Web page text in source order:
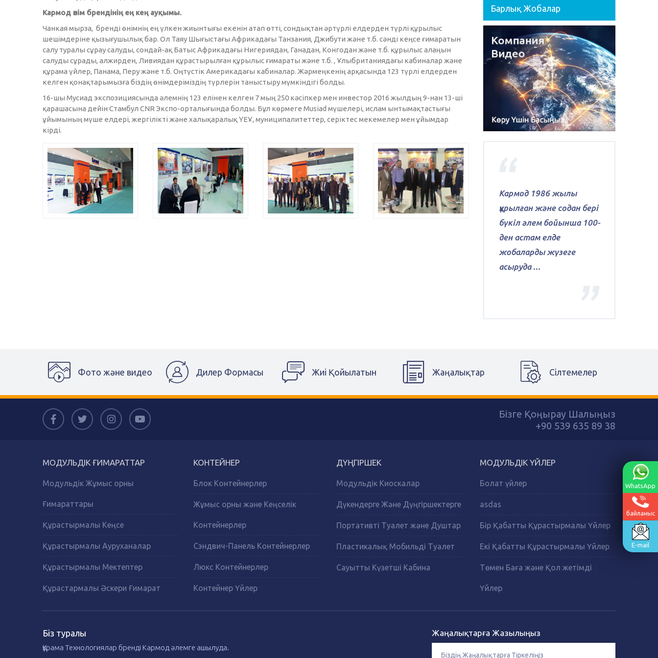
Кармод өнім брендінің ең кең ауқымы.
Чанкая мырза, бренді өнімнің ең үлкен жиынтығы екенін атап өтті, сондықтан әртүрлі елдерден түрлі құрылыс
шешімдеріне қызығушылық бар. Ол Таяу Шығыстағы Африкадағы Танзания, Джибути және т.б. сәнді кеңсе ғимаратын
салу туралы сұрау салуды, сондай-ақ Батыс Африкадағы Нигериядан, Ганадан, Конгодан және т.б. құрылыс алаңын
салуды сұрады, алжирден, Ливиядан құрастырылған құрылыс ғимараты және т.б. , Ұлыбританиядағы кабиналар және
құрама үйлер, Панама, Перу және т.б. Оңтүстік Америкадағы кабиналар. Жәрмеңкенің арқасында 123 түрлі елдерден
келген қонақтарымызға біздің өнімдеріміздің түрлерін таныстыру мүмкіндігі болды.
16-шы Мусиад экспозициясында әлемнің 123 елінен келген 7 мың 250 кәсіпкер мен инвестор 2016 жылдың 9-нан 13-ші
қарашасына дейін Стамбул CNR Экспо-орталығында болды. Бұл көрмеге Musiad мүшелері, ислам ынтымақтастығы
ұйымының мүше елдері, жергілікті және халықаралық ҮЕҰ, муниципалитеттер, серіктес мекемелер мен ұйымдар
кірді.
Барлық Жобалар
Кармод 1986 жылы
құрылған және содан бері
бүкіл әлем бойынша 100-
ден астам елде
жобаларды жүзеге
асыруда ...
Фото және видео Дилер Формасы Жиі Қойылатын Жаңалықтар Сілтемелер
Бізге Қоңырау Шалыңыз
+90 539 635 89 38
МОДУЛЬДІК ҒИМАРАТТАР
Модульдік Жұмыс орны
Ғимараттары
Құрастырмалы Кеңсе
Құрастырмалы Ауруханалар
Құрастырмалы Мектептер
Құрастармалы Әскери Ғимарат
КОНТЕЙНЕР
Блок Контейнерлер
Жұмыс орны және Кеңселік
Контейнерлер
Сэндвич-Панель Контейнерлер
Люкс Контейнерлер
Контейнер Үйлер
ДҮҢГІРШЕК
Модульдік Киоскалар
Дүкендерге Және Дүңгіршектерге
Портативті Туалет және Душтар
Пластикалық Мобильді Туалет
Сауытты Күзетші Кабина
МОДУЛЬДІК ҮЙЛЕР
Болат үйлер
asdas
Бір Қабатты Құрастырмалы Үйлер
Екі Қабатты Құрастырмалы Үйлер
Төмен Баға және Қол жетімді
Үйлер
Біз туралы
Құрама Технологиялар бренді Кармод әлемге ашылуда.
Жаңалықтарға Жазылыңыз
WhatsApp
байланыс
E-mail